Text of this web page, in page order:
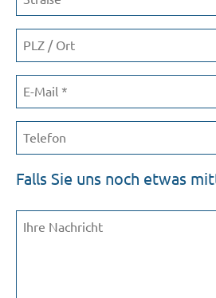
Ort
Telefon
Falls Sie uns noch etwas
Ihre